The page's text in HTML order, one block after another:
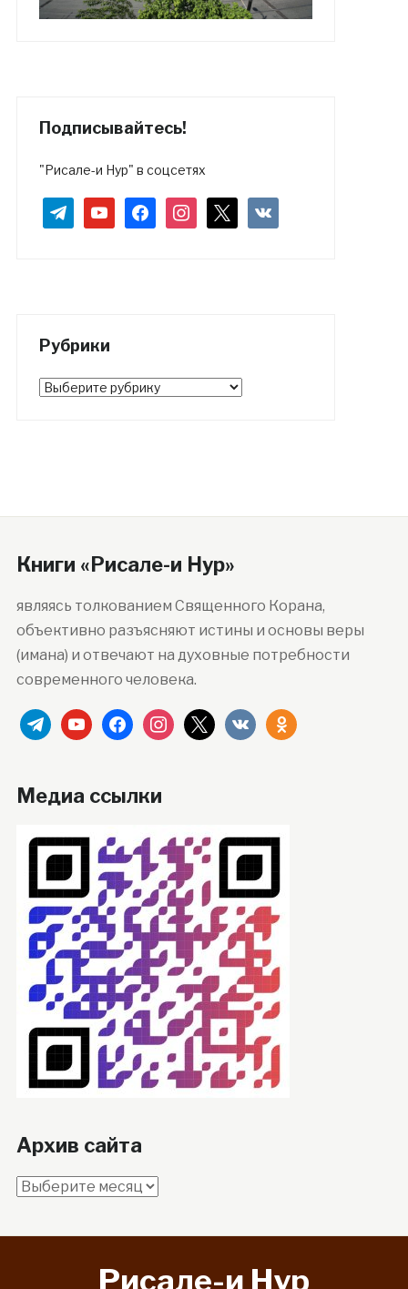
Подписывайтесь!
"Рисале-и Нур" в соцсетях
telegramyoutubefacebookinstagram vkontakte
Рубрики
Рубрики
Книги «Рисале-и Нур»
являясь толкованием Священного Корана,
объективно разъясняют истины и основы веры
(имана) и отвечают на духовные потребности
современного человека.
telegramyoutubefacebookinstagram
x vkontakteodnoklassniki
Медиа ссылки
Архив сайта
Архив
Рисале-и Hyp